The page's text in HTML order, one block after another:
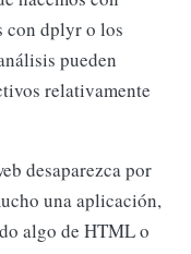
con dplyr o los
pueden
relativamente
desaparezca por
una aplicación,
algo de HTML o